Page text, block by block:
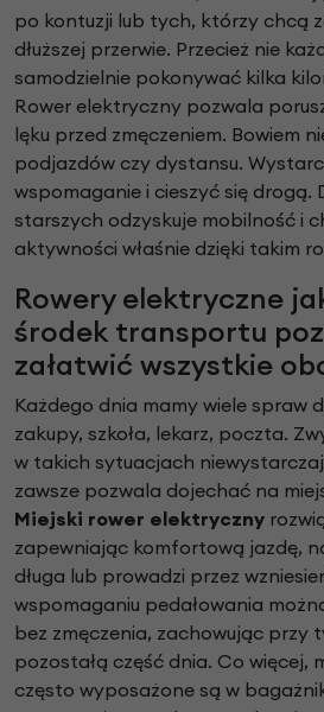
po kontuzji lub tych, którzy chcą
dłuższej przerwie. Przecież nie
samodzielnie pokonywać kilka
Rower elektryczny pozwala
lęku przed zmęczeniem. Bowiem
podjazdów czy dystansu.
wspomaganie i cieszyć się drogą.
starszych odzyskuje mobilność i
aktywności właśnie dzięki takim
Rowery elektryczne
środek transportu
załatwić wszystkie
Każdego dnia mamy wiele spraw
zakupy, szkoła, lekarz, poczta.
w takich sytuacjach
zawsze pozwala dojechać na
Miejski rower elektryczny
zapewniając komfortową jazdę,
długa lub prowadzi przez
wspomaganiu pedałowania
bez zmęczenia, zachowując przy
pozostałą część dnia. Co więcej,
często wyposażone są w